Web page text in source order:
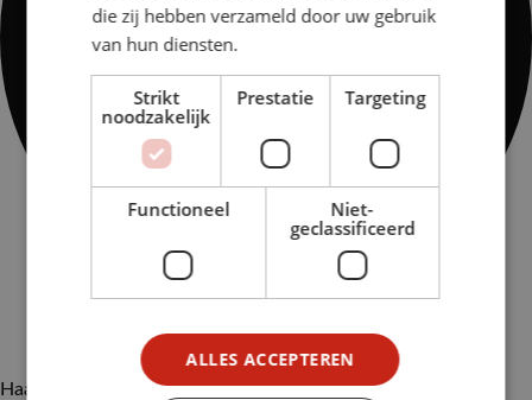
Haal de hamlappen uit de pan en laat rusten onder
die zij hebben verzameld door uw gebruik
van hun diensten.
Strikt
noodzakelijk
Prestatie Targeting
Functioneel
Niet-
geclassificeerd
ALLES ACCEPTEREN